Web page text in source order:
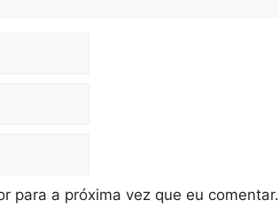
para a próxima vez que eu comentar.